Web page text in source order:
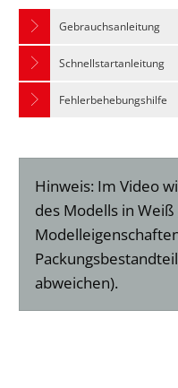
Gebrauchsanleitung
Schnellstartanleitung
Fehlerbehebungshilfe
Hinweis: Im Video
des Modells in Weiß
abweichen).